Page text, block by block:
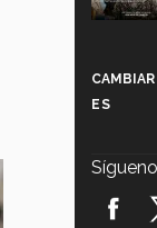
ES